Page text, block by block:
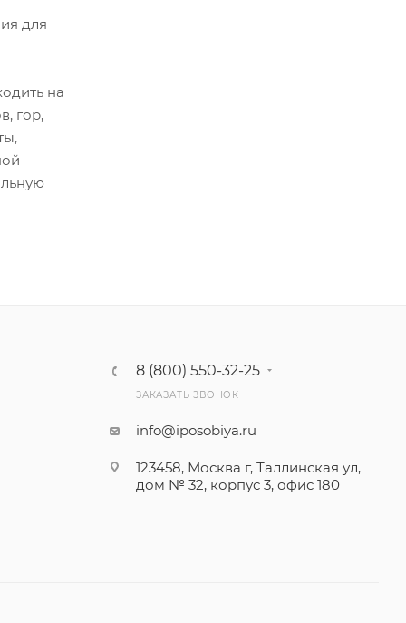
для
на
гор,
8 (800) 550-32-25
ЗАКАЗАТЬ ЗВОНОК
info@iposobiya.ru
123458, Москва г, Таллинская ул,
дом № 32, корпус 3, офис 180